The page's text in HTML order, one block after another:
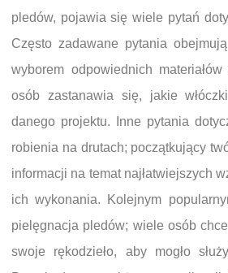
pledów, pojawia się wiele pytań
Często zadawane pytania
wyborem odpowiednich
osób zastanawia się, jakie
danego projektu. Inne pytania
robienia na drutach; początkujący
informacji na temat najłatwiejszych
ich wykonania. Kolejnym
pielęgnacja pledów; wiele osób
swoje rękodzieło, aby mogło